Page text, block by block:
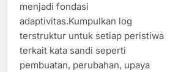
menjadi fondasi
adaptivitas.Kumpulkan log
terstruktur untuk setiap peristiwa
terkait kata sandi seperti
pembuatan, perubahan, upaya